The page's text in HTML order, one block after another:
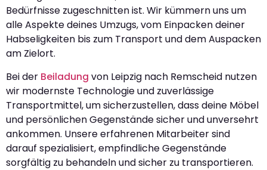
Bedürfnisse zugeschnitten ist. Wir kümmern uns um
alle Aspekte deines Umzugs, vom Einpacken deiner
Habseligkeiten bis zum Transport und dem Auspacken
am Zielort.
Bei der Beiladung von Leipzig nach Remscheid nutzen
wir modernste Technologie und zuverlässige
Transportmittel, um sicherzustellen, dass deine Möbel
und persönlichen Gegenstände sicher und unversehrt
ankommen. Unsere erfahrenen Mitarbeiter sind
darauf spezialisiert, empfindliche Gegenstände
sorgfältig zu behandeln und sicher zu transportieren.